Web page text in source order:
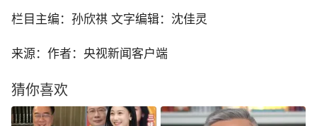
栏目主编：孙欣祺 文字编辑：沈佳灵
来源：作者：央视新闻客户端
猜你喜欢